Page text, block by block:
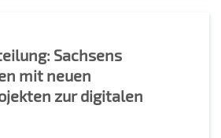
Sachsens
mit neuen
zur digitalen